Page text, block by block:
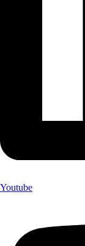
Youtube